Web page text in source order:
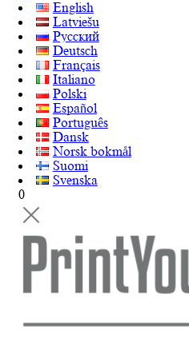
English
Latviešu
Русский
Deutsch
Français
Italiano
Polski
Español
Português
Dansk
Norsk bokmål
Suomi
Svenska
0